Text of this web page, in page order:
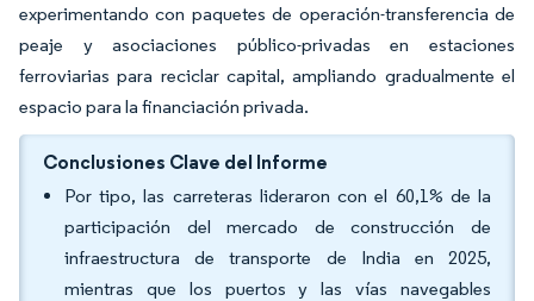
experimentando con paquetes de operación-transferencia de
peaje y asociaciones público-privadas en estaciones
ferroviarias para reciclar capital, ampliando gradualmente el
espacio para la financiación privada.
Conclusiones Clave del Informe
Por tipo, las carreteras lideraron con el 60,1% de la
participación del mercado de construcción de
infraestructura de transporte de India en 2025,
mientras que los puertos y las vías navegables